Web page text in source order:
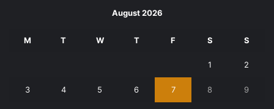
August 2026
M T W T F S S
1 2
3 4 5 6 7 8 9